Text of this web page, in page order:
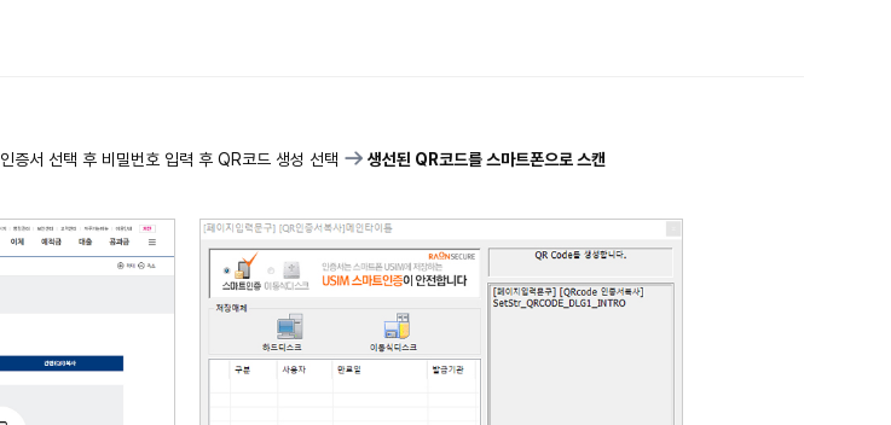
인증서 선택 후 비밀번호 입력 후 QR코드 생성 선택 생선된 QR코드를 스마트폰으로 스캔